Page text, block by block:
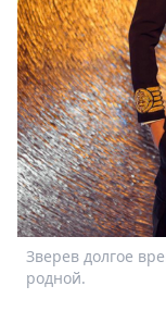
Зверев долгое
родной.